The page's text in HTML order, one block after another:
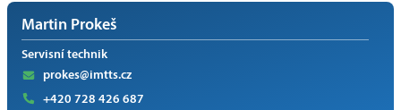
Martin Prokeš
Servisní technik
prokes@imtts.cz
+420 728 426 687